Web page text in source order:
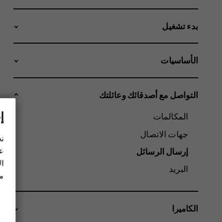
بدء تشغيل
الأساسيات
التواصل مع أصدقائك وعائلتك
المكالمات
جهات الاتصال
إرسال الرسائل
البريد
الكاميرا